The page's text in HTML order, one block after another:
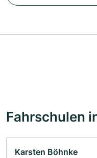
Fahrschulen
Karsten Böhnke